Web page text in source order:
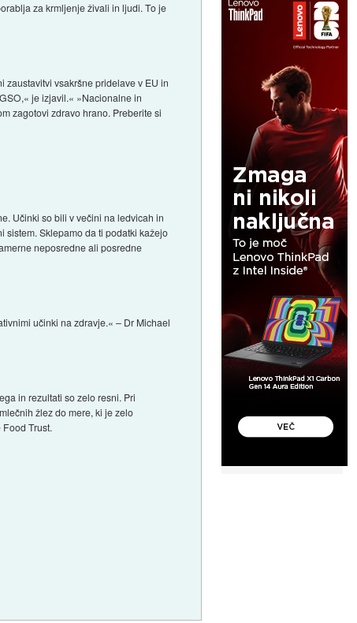
za krmljenje živali in ljudi. To je
zaustavitvi vsakršne pridelave v EU in
je izjavil.« »Nacionalne in
zagotovi zdravo hrano. Preberite si
Učinki so bili v večini na ledvicah in
Sklepamo da ti podatki kažejo
neposredne ali posredne
učinki na zdravje.« – Dr Michael
in rezultati so zelo resni. Pri
žlez do mere, ki je zelo
Trust.